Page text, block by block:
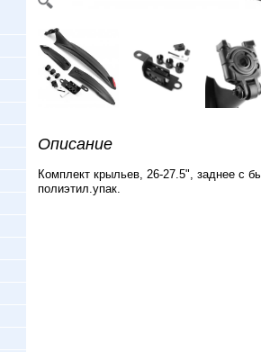
Описание
Комплект крыльев, 26-27.5", заднее c
полиэтил.упак.